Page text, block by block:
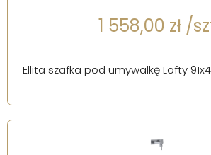
1 558,00 zł /
Ellita szafka pod umywalkę Lofty